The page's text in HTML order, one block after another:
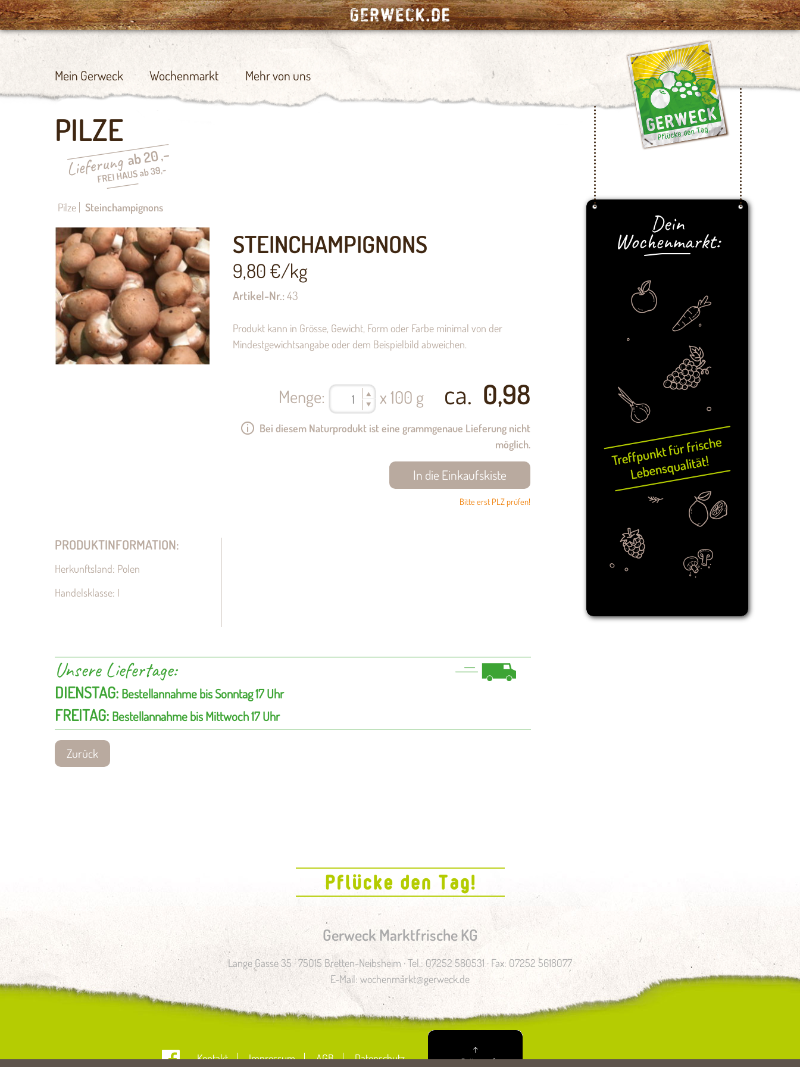
Mein Gerweck Wochenmarkt Mehr von uns
PILZE
Pilze Steinchampignons
STEINCHAMPIGNONS
9,80€/kg
Artikel-Nr.: 43
Produkt kann in Grösse, Gewicht, Form oder Farbe minimal von der
Mindestgewichtsangabe oder dem Beispielbild abweichen.
Menge: x 100 g ca. 0,98
Bei diesem Naturprodukt ist eine grammgenaue Lieferung nicht
möglich.
Bitte erst PLZ prüfen!
PRODUKTINFORMATION:
Herkunftsland: Polen
Handelsklasse: I
Unsere Liefertage:
DIENSTAG: Bestellannahme bis Sonntag 17 Uhr
FREITAG: Bestellannahme bis Mittwoch 17 Uhr
Zurück
Dein
Wochenmarkt:
Gerweck Marktfrische KG
Lange Gasse 35 · 75015 Bretten-Neibsheim · Tel.: 07252 580531 · Fax: 07252 5618077
E-Mail: wochenmarkt@gerweck.de
Kontakt Impressum AGB Datenschutz
↑
zum Seitenanfang